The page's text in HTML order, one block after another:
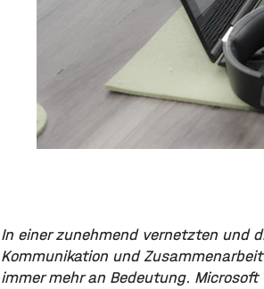
In einer zunehmend vernetzten und
Kommunikation und
immer mehr an Bedeutung.